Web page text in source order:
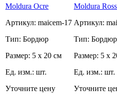
Moldura Ocre
Артикул: maicem-17
Тип: Бордюр
Размер: 5 x 20 см
Ед. изм.: шт.
Уточните цену
Moldura
Артикул:
Тип: Бордюр
Размер: 5 x
Ед. изм.: шт.
Уточните